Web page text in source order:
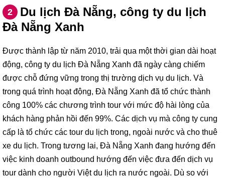
2
Du lịch Đà Nẵng, công ty du lịch
Đà Nẵng Xanh
Được thành lập từ năm 2010, trải qua một thời gian dài hoạt
động, công ty du lịch Đà Nẵng Xanh đã ngày càng chiếm
được chỗ đứng vững trong thị trường dịch vụ du lịch. Và
trong quá trình hoạt động, Đà Nẵng Xanh đã tổ chức thành
công 100% các chương trình tour với mức độ hài lòng của
khách hàng phản hồi đến 99%. Các dịch vụ mà công ty cung
cấp là tổ chức các tour du lịch trong, ngoài nước và cho thuê
xe du lịch. Trong tương lai, Đà Nẵng Xanh đang hướng đến
việc kinh doanh outbound hướng đến việc đưa đến dịch vụ
tour dành cho người Việt du lịch ra nước ngoài. Dù so với